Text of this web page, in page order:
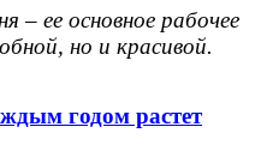
– ее основное рабочее
но и красивой.
годом растет